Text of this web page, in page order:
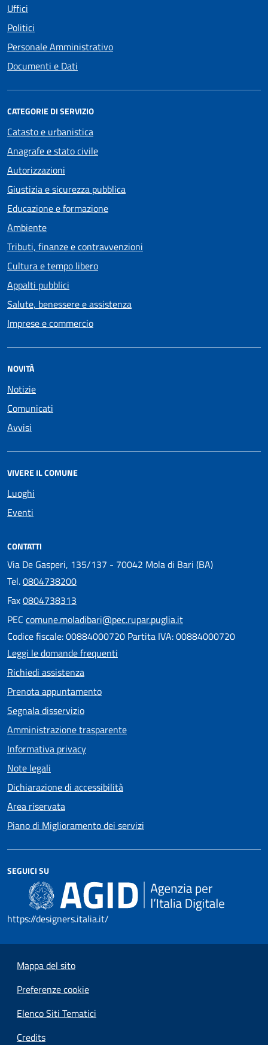
Uffici
Politici
Personale Amministrativo
Documenti e Dati
CATEGORIE DI SERVIZIO
Catasto e urbanistica
Anagrafe e stato civile
Autorizzazioni
Giustizia e sicurezza pubblica
Educazione e formazione
Ambiente
Tributi, finanze e contravvenzioni
Cultura e tempo libero
Appalti pubblici
Salute, benessere e assistenza
Imprese e commercio
NOVITÀ
Notizie
Comunicati
Avvisi
VIVERE IL COMUNE
Luoghi
Eventi
CONTATTI
Via De Gasperi, 135/137 - 70042 Mola di Bari (BA)
Tel.0804738200
Fax0804738313
PEC comune.moladibari@pec.rupar.puglia.it
Codice fiscale: 00884000720 Partita IVA: 00884000720
Leggi le domande frequenti
Richiedi assistenza
Prenota appuntamento
Segnala disservizio
Amministrazione trasparente
Informativa privacy
Note legali
Dichiarazione di accessibilità
Area riservata
Piano di Miglioramento dei servizi
SEGUICI SU
https://designers.italia.it/
Mappa del sito
Preferenze cookie
Elenco Siti Tematici
Credits